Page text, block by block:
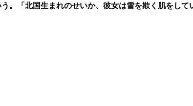
。「北国生まれのせいか、彼女は雪を欺く肌をして